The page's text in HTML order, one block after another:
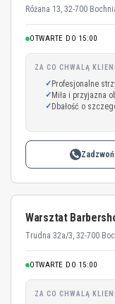
Różana 13, 32-700
OTWARTE DO 15:00
ZA CO CHWALĄ
Profesjonalne
Miła i przyjazna
Dbałość o
Zadzwoń
Warsztat
Trudna 32a/3, 32-700
OTWARTE DO 15:00
ZA CO CHWALĄ